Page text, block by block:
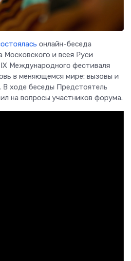
онлайн-беседа
и всея Руси
Международного фестиваля
в меняющемся мире: вызовы и
ходе беседы Предстоятель
на вопросы участников форума.